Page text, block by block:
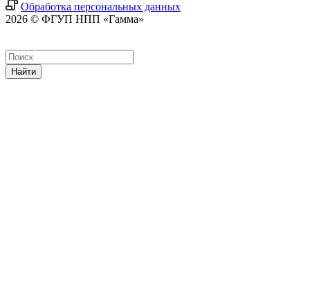
Обработка персональных данных
2026 © ФГУП НПП «Гамма»
Найти